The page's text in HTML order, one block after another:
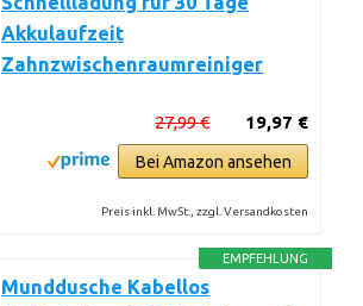
Akkulaufzeit
Zahnzwischenraumreiniger
19,97 €
27,99 €
Bei Amazon ansehen
Preis inkl. MwSt., zzgl. Versandkosten
EMPFEHLUNG
Munddusche Kabellos